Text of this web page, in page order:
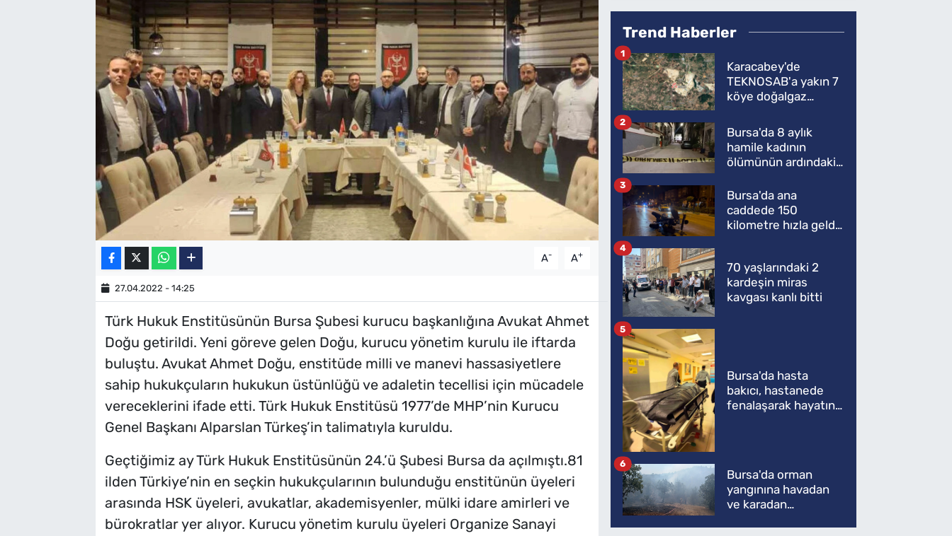
A- A+
27.04.2022 - 14:25
Türk Hukuk Enstitüsünün Bursa Şubesi kurucu başkanlığına Avukat Ahmet
Doğu getirildi. Yeni göreve gelen Doğu, kurucu yönetim kurulu ile iftarda
buluştu. Avukat Ahmet Doğu, enstitüde milli ve manevi hassasiyetlere
sahip hukukçuların hukukun üstünlüğü ve adaletin tecellisi için mücadele
vereceklerini ifade etti. Türk Hukuk Enstitüsü 1977’de MHP’nin Kurucu
Genel Başkanı Alparslan Türkeş’in talimatıyla kuruldu.
Geçtiğimiz ay Türk Hukuk Enstitüsünün 24.’ü Şubesi Bursa da açılmıştı.81
ilden Türkiye’nin en seçkin hukukçularının bulunduğu enstitünün üyeleri
arasında HSK üyeleri, avukatlar, akademisyenler, mülki idare amirleri ve
bürokratlar yer alıyor. Kurucu yönetim kurulu üyeleri Organize Sanayi
Trend Haberler
Karacabey'de
TEKNOSAB'a yakın 7
köye doğalgaz
1
Bursa'da 8 aylık
hamile kadının
ölümünün ardındaki
2
Bursa'da ana
caddede 150
kilometre hızla geldi,
3
70 yaşlarındaki 2
kardeşin miras
kavgası kanlı bitti
4
Bursa'da hasta
bakıcı, hastanede
fenalaşarak hayatını
5
Bursa'da orman
yangınına havadan
ve karadan
6
TV REHBERİ